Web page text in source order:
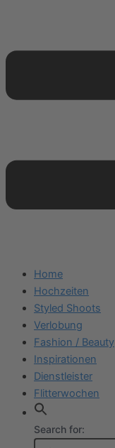
Home
Hochzeiten
Styled Shoots
Verlobung
Fashion / Beauty
Inspirationen
Dienstleister
Flitterwochen
Search for: